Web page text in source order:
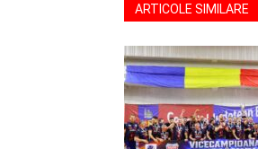
ARTICOLE SIMILARE